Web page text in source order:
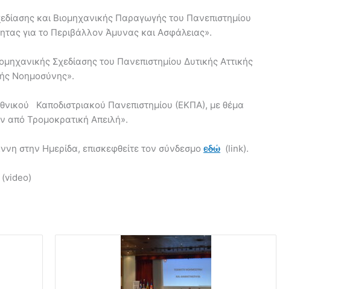
και Βιομηχανικής Παραγωγής του Πανεπιστημίου
για το Περιβάλλον Άμυνας και Ασφάλειας».
Σχεδίασης του Πανεπιστημίου Δυτικής Αττικής
Νοημοσύνης».
Καποδιστριακού Πανεπιστημίου (ΕΚΠΑ), με θέμα
από Τρομοκρατική Απειλή».
στην Ημερίδα, επισκεφθείτε τον σύνδεσμο εδώ (link).
(video)